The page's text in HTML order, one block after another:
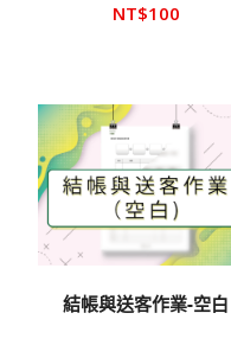
NT$100
結帳與送客作業-空白